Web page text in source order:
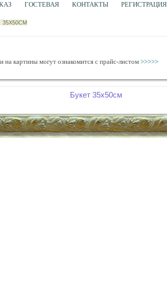
ГОСТЕВАЯ КОНТАКТЫ РЕГИСТРАЦИЯ
35Х50СМ
картины могут ознакомится с прайс-листом>>>>>
Букет 35х50см